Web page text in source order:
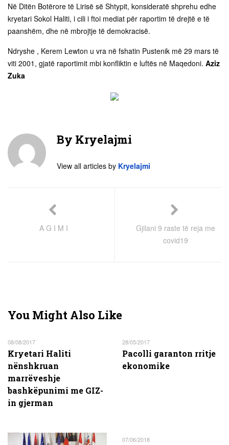
Në Ditën Botërore të Lirisë së Shtypit, konsideratë shprehu edhe
kryetari Sokol Haliti, i cili i ftoi mediat për raportim të drejtë e të
paanshëm, dhe në mbrojtje të demokracisë.
Ndryshe , Kerem Lewton u vra në fshatin Pustenik më 29 mars të
viti 2001, gjatë raportimit mbi konfliktin e luftës në Maqedoni. Aziz
Zuka
By Kryelajmi
View all articles by Kryelajmi
A G I M I
Gjilani 9 raste të reja me
covid19
You Might Also Like
08/08/2017
Kryetari Haliti
nënshkruan
marrëveshje
bashkëpunimi me GIZ-
in gjerman
28/05/2017
Pacolli garanton rritje
ekonomike
07/06/2018